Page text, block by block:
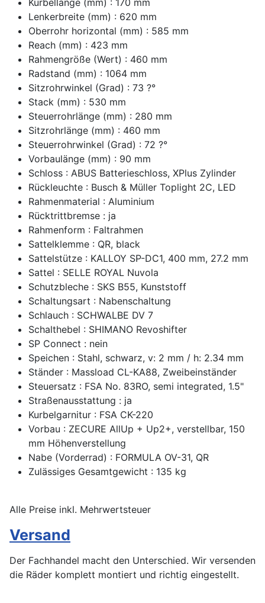
Lenkerbreite (mm) : 620 mm
Oberrohr horizontal (mm) : 585 mm
Reach (mm) : 423 mm
Rahmengröße (Wert) : 460 mm
Radstand (mm) : 1064 mm
Sitzrohrwinkel (Grad) : 73 ?°
Stack (mm) : 530 mm
Steuerrohrlänge (mm) : 280 mm
Sitzrohrlänge (mm) : 460 mm
Steuerrohrwinkel (Grad) : 72 ?°
Vorbaulänge (mm) : 90 mm
Schloss : ABUS Batterieschloss, XPlus Zylinder
Rückleuchte : Busch & Müller Toplight 2C, LED
Rahmenmaterial : Aluminium
Rücktrittbremse : ja
Rahmenform : Faltrahmen
Sattelklemme : QR, black
Sattelstütze : KALLOY SP-DC1, 400 mm, 27.2 mm
Sattel : SELLE ROYAL Nuvola
Schutzbleche : SKS B55, Kunststoff
Schaltungsart : Nabenschaltung
Schlauch : SCHWALBE DV 7
Schalthebel : SHIMANO Revoshifter
SP Connect : nein
Speichen : Stahl, schwarz, v: 2 mm / h: 2.34 mm
Ständer : Massload CL-KA88, Zweibeinständer
Steuersatz : FSA No. 83RO, semi integrated, 1.5"
Straßenausstattung : ja
Kurbelgarnitur : FSA CK-220
Vorbau : ZECURE AllUp + Up2+, verstellbar, 150
mm Höhenverstellung
Nabe (Vorderrad) : FORMULA OV-31, QR
Zulässiges Gesamtgewicht : 135 kg
Alle Preise inkl. Mehrwertsteuer
Versand
Der Fachhandel macht den Unterschied. Wir versenden
die Räder komplett montiert und richtig eingestellt.